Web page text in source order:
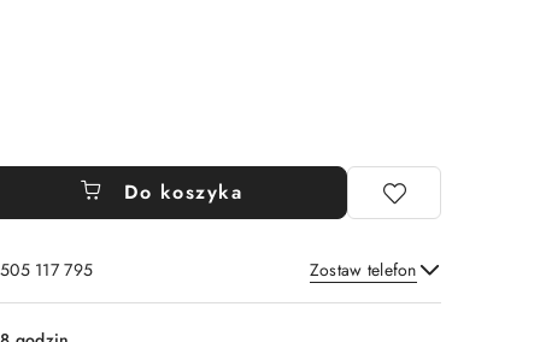
Do koszyka
117 795 Zostaw telefon
Wyślij